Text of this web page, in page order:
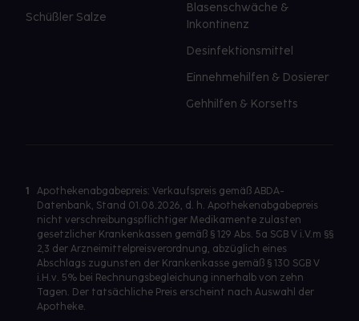
Schüßler Salze
Blasenschwäche &
Inkontinenz
Desinfektionsmittel
Einnehmehilfen & Dosierer
Gehhilfen & Korsetts
1
Apothekenabgabepreis: Verkaufspreis gemäß ABDA-
Datenbank, Stand 01.08.2026, d. h. Apothekenabgabepreis
nicht verschreibungspflichtiger Medikamente zulasten
gesetzlicher Krankenkassen gemäß § 129 Abs. 5a SGB V i.V.m §§
2,3 der Arzneimittelpreisverordnung, abzüglich eines
Abschlags zugunsten der Krankenkasse gemäß § 130 SGB V
i.H.v. 5% bei Rechnungsbegleichung innerhalb von zehn
Tagen. Der tatsächliche Preis erscheint nach Auswahl der
Apotheke.